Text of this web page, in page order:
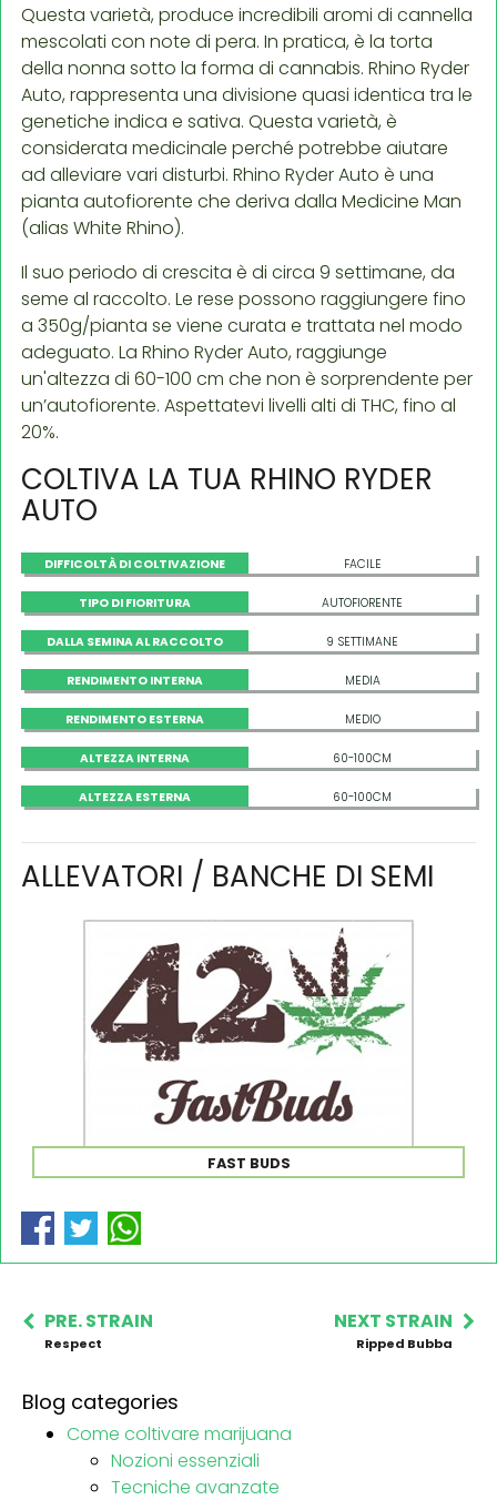
Questa varietà, produce incredibili aromi di cannella
mescolati con note di pera. In pratica, è la torta
della nonna sotto la forma di cannabis. Rhino Ryder
Auto, rappresenta una divisione quasi identica tra le
genetiche indica e sativa. Questa varietà, è
considerata medicinale perché potrebbe aiutare
ad alleviare vari disturbi. Rhino Ryder Auto è una
pianta autofiorente che deriva dalla Medicine Man
(alias White Rhino).
Il suo periodo di crescita è di circa 9 settimane, da
seme al raccolto. Le rese possono raggiungere fino
a 350g/pianta se viene curata e trattata nel modo
adeguato. La Rhino Ryder Auto, raggiunge
un'altezza di 60-100 cm che non è sorprendente per
un’autofiorente. Aspettatevi livelli alti di THC, fino al
20%.
COLTIVA LA TUA RHINO RYDER
AUTO
DIFFICOLTÀ DI COLTIVAZIONE FACILE
TIPO DI FIORITURA AUTOFIORENTE
DALLA SEMINA AL RACCOLTO 9 SETTIMANE
RENDIMENTO INTERNA MEDIA
RENDIMENTO ESTERNA MEDIO
ALTEZZA INTERNA 60-100CM
ALTEZZA ESTERNA 60-100CM
ALLEVATORI / BANCHE DI SEMI
FAST BUDS
PRE. STRAIN
Respect
NEXT STRAIN
Ripped Bubba
Blog categories
Come coltivare marijuana
Nozioni essenziali
Tecniche avanzate